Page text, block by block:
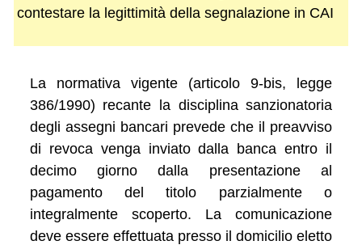
contestare la legittimità della segnalazione in CAI
La normativa vigente (articolo 9-bis, legge
386/1990) recante la disciplina sanzionatoria
degli assegni bancari prevede che il preavviso
di revoca venga inviato dalla banca entro il
decimo giorno dalla presentazione al
pagamento del titolo parzialmente o
integralmente scoperto. La comunicazione
deve essere effettuata presso il domicilio eletto